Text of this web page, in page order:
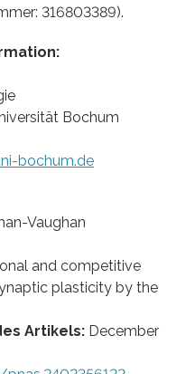
316803389).
Bochum
bochum.de
Vaughan
and competitive
plasticity by the
Artikels: December